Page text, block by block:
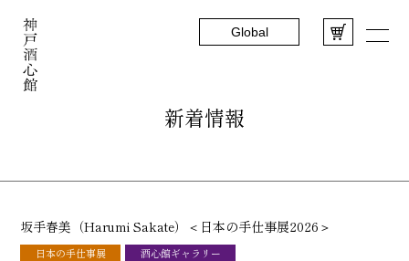
Global
新着情報
坂手春美（Harumi Sakate）＜日本の手仕事展2026＞
日本の手仕事展 酒心館ギャラリー